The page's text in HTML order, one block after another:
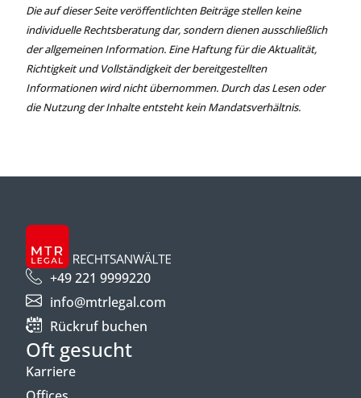
Die auf dieser Seite veröffentlichten Beiträge stellen keine
individuelle Rechtsberatung dar, sondern dienen ausschließlich
der allgemeinen Information. Eine Haftung für die Aktualität,
Richtigkeit und Vollständigkeit der bereitgestellten
Informationen wird nicht übernommen. Durch das Lesen oder
die Nutzung der Inhalte entsteht kein Mandatsverhältnis.
+49 221 9999220
info@mtrlegal.com
Rückruf buchen
Oft gesucht
Karriere